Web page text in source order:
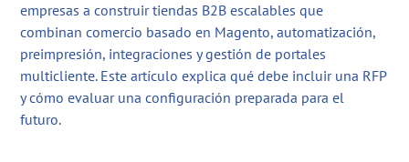
empresas a construir tiendas B2B escalables que
combinan comercio basado en Magento, automatización,
preimpresión, integraciones y gestión de portales
multicliente. Este artículo explica qué debe incluir una RFP
y cómo evaluar una configuración preparada para el
futuro.